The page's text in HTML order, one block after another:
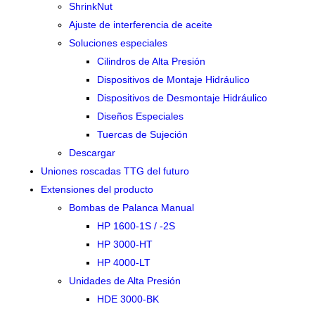
ShrinkNut
Ajuste de interferencia de aceite
Soluciones especiales
Cilindros de Alta Presión
Dispositivos de Montaje Hidráulico
Dispositivos de Desmontaje Hidráulico
Diseños Especiales
Tuercas de Sujeción
Descargar
Uniones roscadas TTG del futuro
Extensiones del producto
Bombas de Palanca Manual
HP 1600-1S / -2S
HP 3000-HT
HP 4000-LT
Unidades de Alta Presión
HDE 3000-BK